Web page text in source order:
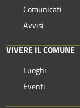
Comunicati
Avvisi
VIVERE IL COMUNE
Luoghi
Eventi